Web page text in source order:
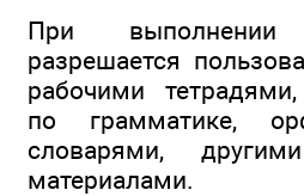
При
разрешается
рабочими
по грамматике,
словарями,
материалами.